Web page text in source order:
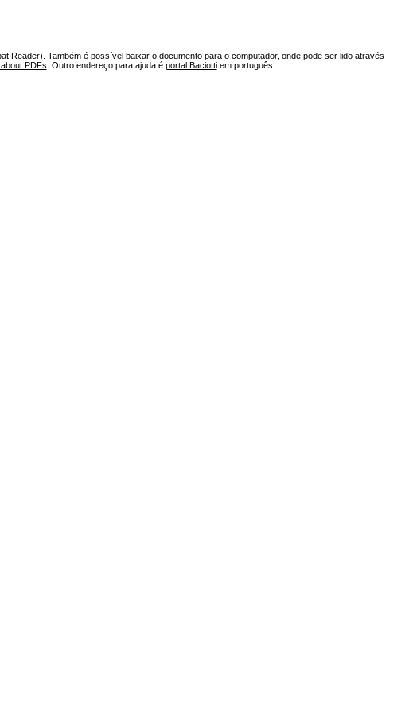
Reader). Também é possível baixar o documento para o computador, onde pode ser lido através
PDFs . Outro endereço para ajuda é portal Baciottiem português.